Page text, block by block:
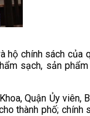
chính sách
sạch, sản
Quận Ủy
thành phố;